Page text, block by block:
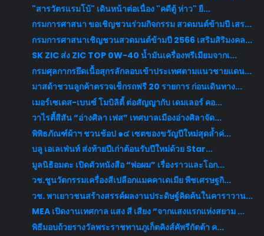
"สารวัตรแรมโบ้" เดินหน้าต่อเนื่อง "คดีตู้ ห่าว" ยื...
กรมการศาสนา ขอเชิญชวนร่วมกิจกรรม สวดมนต์ข้ามปี เสร...
กรมการศาสนาเชิญชวนสวดมนต์ข้ามปี 2566 เสริมสิริมงคล...
SK ZIC ส่ง ZIC TOP 0W-40 น้ำมันเครื่องพรีเมียมจากเ...
กรมศุลกากรยึดเนื้อสุกรลักลอบเข้าประเทศตามแนวชายแดน...
มาสด้าชวนลูกค้าตรวจเช็กรถฟรี 20 รายการ ก่อนเดินทาง...
เมอร์เซเดส-เบนซ์ โมบิลิตี้ ต่อสัญญากับ เดมเลอร์ คอ...
วาไรตี้สีสัน “อ่างศิลา เฟส” เทศบาลเมืองอ่างศิลาจัด...
พิพิธภัณฑ์ผ้าฯ ชวนช้อป ๑๔ เซตของขวัญปีใหม่สุดล้ำค่...
บลู เอเลเฟ่นท์ ส่งท้ายปีเก่าต้อนรับปีใหม่ด้วย Star...
มูลนิธิอมตะ เปิดตัวหนังสือ “พ่อผม” เรื่องราวและโอก...
วช.ชูนวัตกรรมเครื่องสีเปลือกแมคคาเดเมีย พืชเศรษฐกิ...
วช. พาเยาวชนสร้างสรรค์ผลงานประดิษฐ์คิดค้นในคาราวาน...
MEA เปิดงานเทศกาล แสง สี เสียง “จากแสงแรกแห่งสยาม ...
พิธีมอบถ้วยรางวัลพระราชทานภูเก็ตคิงส์คัพรีกัตต้า ค...